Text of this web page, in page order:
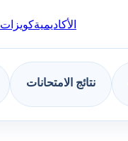
الأكاديميةكويزات
نتائج الامتحانات